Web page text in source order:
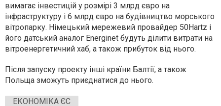
вимагає інвестицій у розмірі 3 млрд євро на
інфраструктуру і 6 млрд євро на будівництво морського
вітропарку. Німецький мережевий провайдер 50Hartz і
його датський аналог Energinet будуть ділити витрати на
вітроенергетичний хаб, а також прибуток від нього.
Після запуску проекту інші країни Балтії, а також
Польща зможуть приєднатися до нього.
ЕКОНОМІКА ЄС